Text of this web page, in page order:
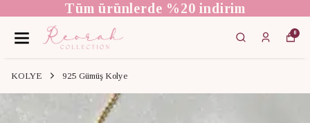
Tüm ürünlerde %20 indirim
0
KOLYE 925 Gümüş Kolye